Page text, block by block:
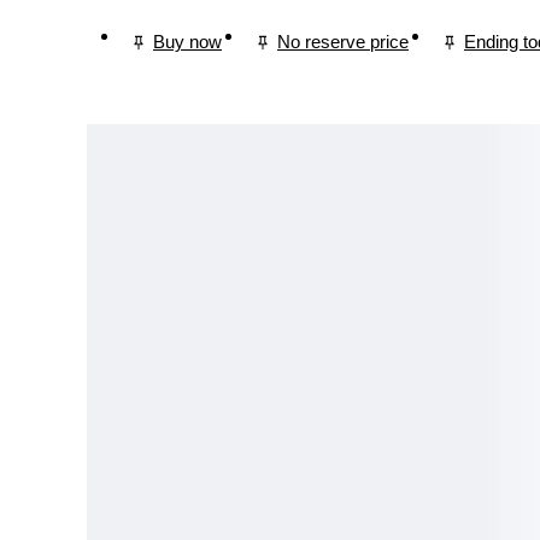
Buy now No reserve price Ending